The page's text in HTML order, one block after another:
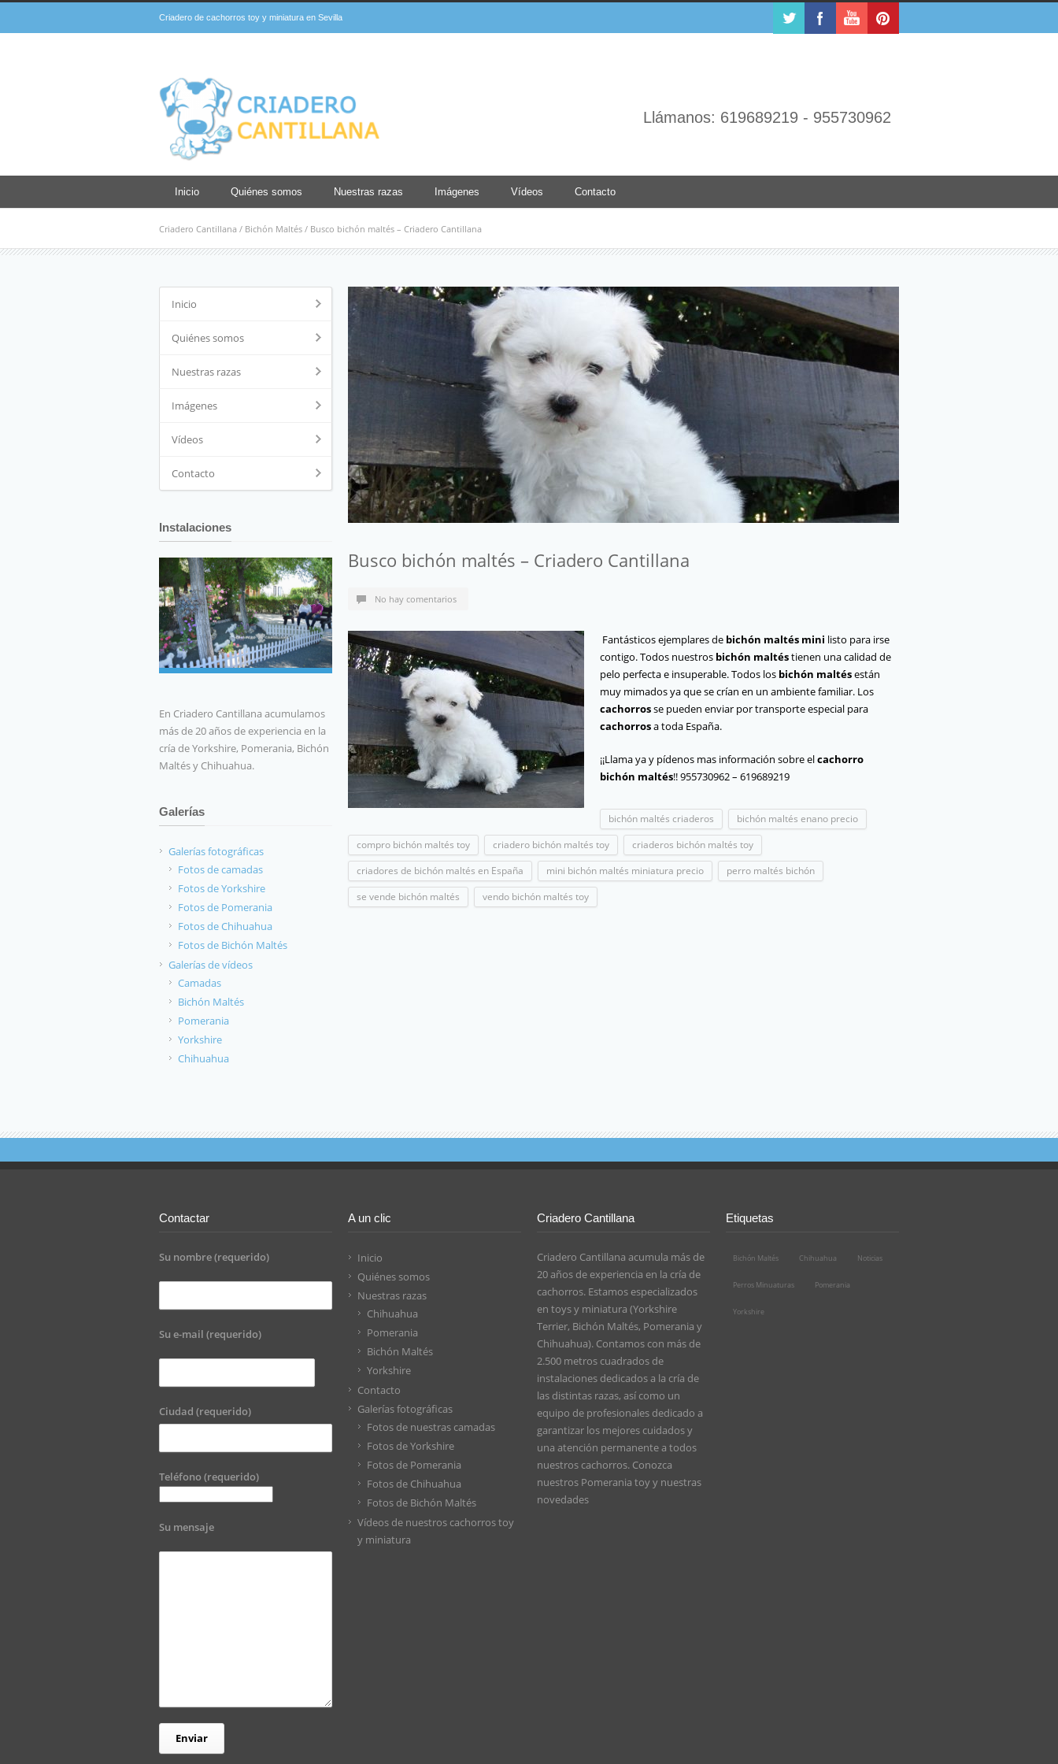
Criadero de cachorros toy y miniatura en Sevilla
Llámanos: 619689219 - 955730962
Inicio Quiénes somos Nuestras razas Imágenes Vídeos Contacto
Criadero Cantillana / Bichón Maltés / Busco bichón maltés – Criadero Cantillana
Busco bichón maltés – Criadero Cantillana
No hay comentarios
Fantásticos ejemplares de bichón maltés mini listo para irse
contigo. Todos nuestros bichón maltéstienen una calidad de
pelo perfecta e insuperable. Todos los bichón maltésestán
muy mimados ya que se crían en un ambiente familiar. Los
cachorrosse pueden enviar por transporte especial para
cachorrosa toda España.
¡¡Llama ya y pídenos mas información sobre elcachorro
bichón maltés!! 955730962 – 619689219
bichón maltés criaderos
bichón maltés enano precio
compro bichón maltés toy
criadero bichón maltés toy
criaderos bichón maltés toy
criadores de bichón maltés en España
mini bichón maltés miniatura precio
perro maltés bichón
se vende bichón maltés
vendo bichón maltés toy
Inicio
Quiénes somos
Nuestras razas
Imágenes
Vídeos
Contacto
Instalaciones
En Criadero Cantillana acumulamos
más de 20 años de experiencia en la
cría de Yorkshire, Pomerania, Bichón
Maltés y Chihuahua.
Galerías
Galerías fotográficas
Fotos de camadas
Fotos de Yorkshire
Fotos de Pomerania
Fotos de Chihuahua
Fotos de Bichón Maltés
Galerías de vídeos
Camadas
Bichón Maltés
Pomerania
Yorkshire
Chihuahua
Contactar
Su nombre (requerido)
Su e-mail (requerido)
Ciudad (requerido)
Teléfono (requerido)
Su mensaje
A un clic
Inicio
Quiénes somos
Nuestras razas
Chihuahua
Pomerania
Bichón Maltés
Yorkshire
Contacto
Galerías fotográficas
Fotos de nuestras camadas
Fotos de Yorkshire
Fotos de Pomerania
Fotos de Chihuahua
Fotos de Bichón Maltés
Vídeos de nuestros cachorros toy
y miniatura
Criadero Cantillana
Criadero Cantillana acumula más de
20 años de experiencia en la cría de
cachorros. Estamos especializados
en toys y miniatura (Yorkshire
Terrier, Bichón Maltés, Pomerania y
Chihuahua). Contamos con más de
2.500 metros cuadrados de
instalaciones dedicados a la cría de
las distintas razas, así como un
equipo de profesionales dedicado a
garantizar los mejores cuidados y
una atención permanente a todos
nuestros cachorros. Conozca
nuestros Pomerania toyy nuestras
novedades
Etiquetas
Bichón Maltés Chihuahua Noticias
Perros Minuaturas Pomerania
Yorkshire